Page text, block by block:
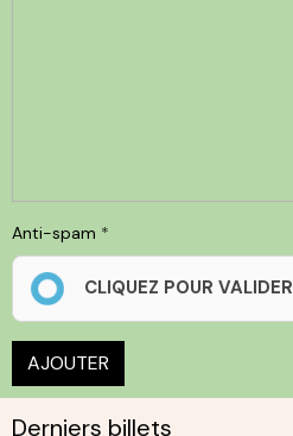
Anti-spam
CLIQUEZ POUR VALIDER
AJOUTER
Derniers billets